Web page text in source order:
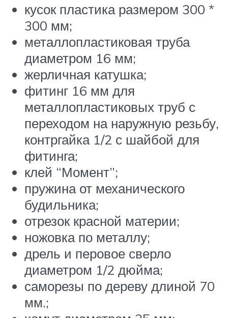
кусок пластика размером 300 *
300 мм;
металлопластиковая труба
диаметром 16 мм;
жерличная катушка;
фитинг 16 мм для
металлопластиковых труб с
переходом на наружную резьбу,
контргайка 1/2 с шайбой для
фитинга;
клей “Момент”;
пружина от механического
будильника;
отрезок красной материи;
ножовка по металлу;
дрель и перовое сверло
диаметром 1/2 дюйма;
саморезы по дереву длиной 70
мм.;